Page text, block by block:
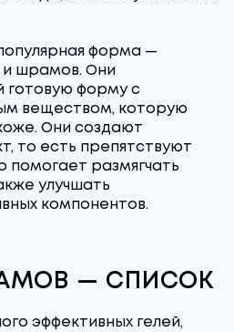
форма —
и шрамов. Они
готовую форму с
веществом, которую
Они создают
то есть препятствуют
помогает размягчать
улучшать
компонентов.
— СПИСОК
эффективных гелей,